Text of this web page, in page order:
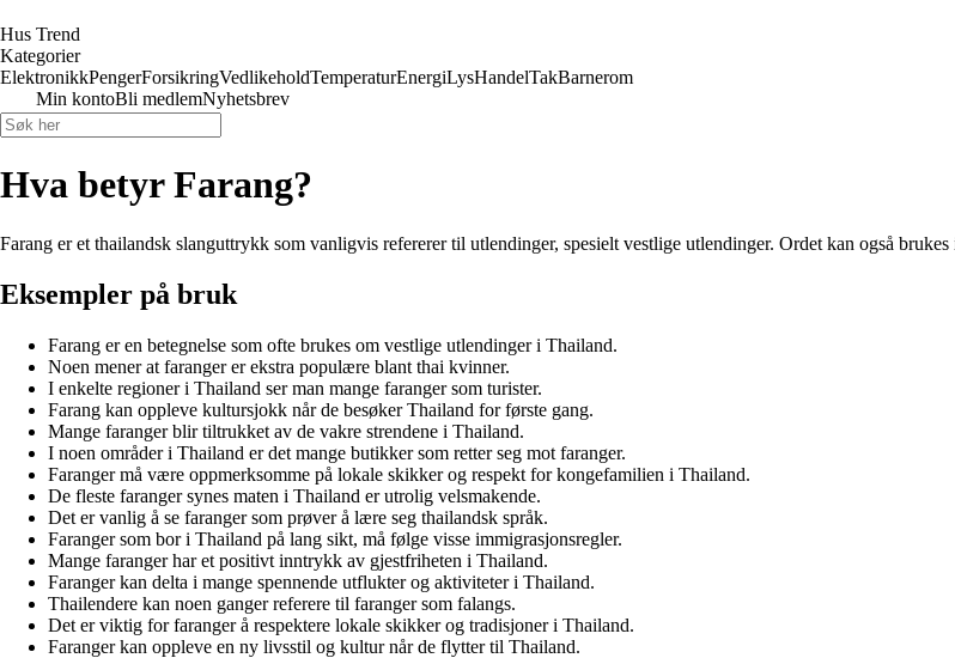
Hus Trend
Kategorier
ElektronikkPengerForsikringVedlikeholdTemperaturEnergiLysHandelTakBarnerom
Min kontoBli medlemNyhetsbrev
Hva betyr Farang?
Farang er et thailandsk slanguttrykk som vanligvis refererer til utlendinger, spesielt vestlige utlendinger. Ordet kan også brukes
Eksempler på bruk
Farang er en betegnelse som ofte brukes om vestlige utlendinger i Thailand.
Noen mener at faranger er ekstra populære blant thai kvinner.
I enkelte regioner i Thailand ser man mange faranger som turister.
Farang kan oppleve kultursjokk når de besøker Thailand for første gang.
Mange faranger blir tiltrukket av de vakre strendene i Thailand.
I noen områder i Thailand er det mange butikker som retter seg mot faranger.
Faranger må være oppmerksomme på lokale skikker og respekt for kongefamilien i Thailand.
De fleste faranger synes maten i Thailand er utrolig velsmakende.
Det er vanlig å se faranger som prøver å lære seg thailandsk språk.
Faranger som bor i Thailand på lang sikt, må følge visse immigrasjonsregler.
Mange faranger har et positivt inntrykk av gjestfriheten i Thailand.
Faranger kan delta i mange spennende utflukter og aktiviteter i Thailand.
Thailendere kan noen ganger referere til faranger som falangs.
Det er viktig for faranger å respektere lokale skikker og tradisjoner i Thailand.
Faranger kan oppleve en ny livsstil og kultur når de flytter til Thailand.